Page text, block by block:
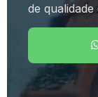
de